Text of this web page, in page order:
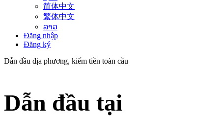
简体中文
繁体中文
ລາວ
Đăng nhập
Đăng ký
Dẫn đầu địa phương, kiếm tiền toàn cầu
Dẫn đầu tại